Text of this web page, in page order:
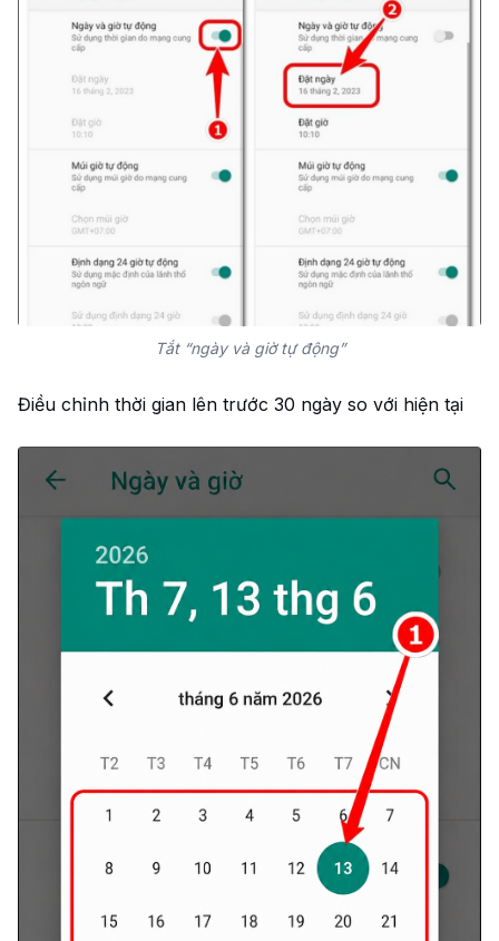
Tắt “ngày và giờ tự động”
Điều chỉnh thời gian lên trước 30 ngày so với hiện tại